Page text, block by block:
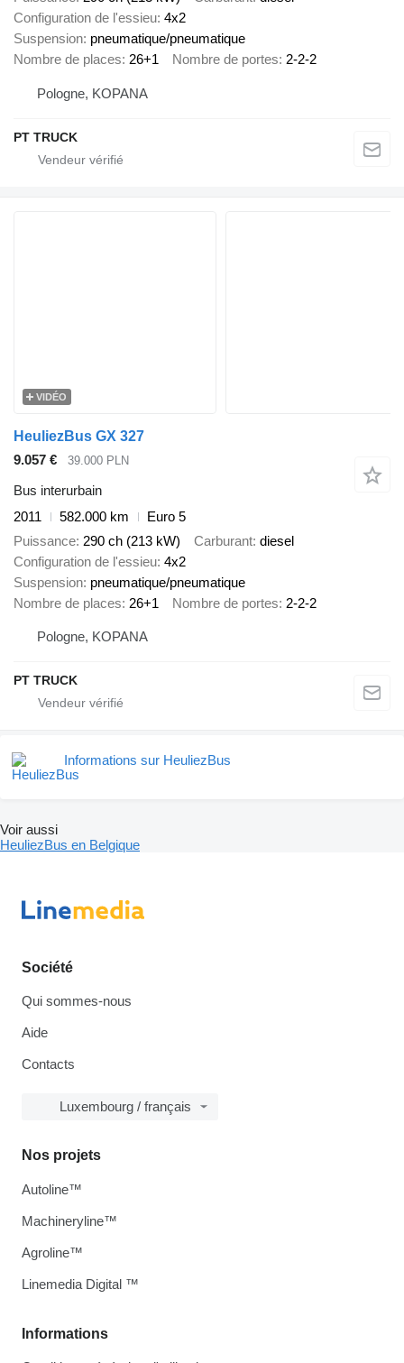
Configuration de l'essieu 4x2
Suspension pneumatique/pneumatique
Nombre de places 26+1 Nombre de portes 2-2-2
Pologne, KOPANA
PT TRUCK
VIDÉO
HeuliezBus GX 327
9.057 €
39.000 PLN
Bus interurbain
2011
582.000 km
Euro 5
Puissance 290 ch (213 kW) Carburant diesel
Configuration de l'essieu 4x2
Suspension pneumatique/pneumatique
Nombre de places 26+1 Nombre de portes 2-2-2
Pologne, KOPANA
PT TRUCK
Informations sur HeuliezBus
Voir aussi
HeuliezBus en Belgique
Société
Qui sommes-nous
Aide
Contacts
Luxembourg / français
Informations
Nos projets
Autoline™
Machineryline™
Agroline™
Linemedia Digital ™